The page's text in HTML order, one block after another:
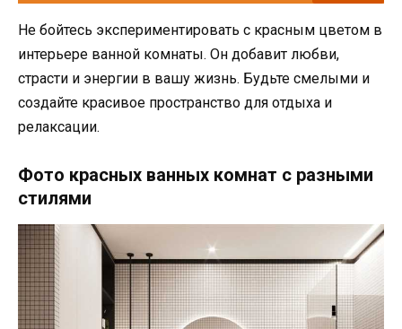
Не бойтесь экспериментировать с красным цветом в
интерьере ванной комнаты. Он добавит любви,
страсти и энергии в вашу жизнь. Будьте смелыми и
создайте красивое пространство для отдыха и
релаксации.
Фото красных ванных комнат с разными
стилями